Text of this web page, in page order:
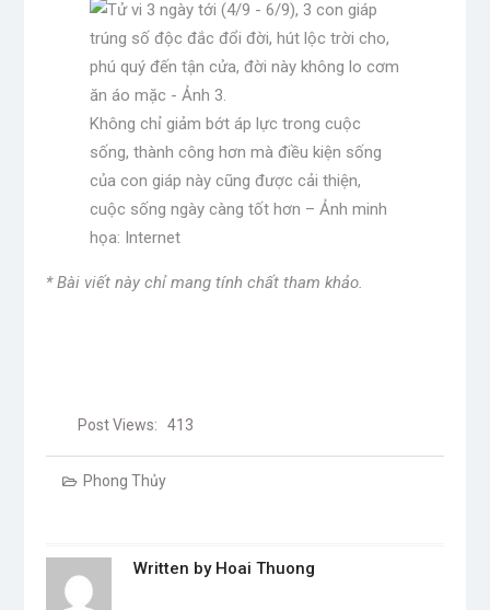
Không chỉ giảm bớt áp lực trong cuộc
sống, thành công hơn mà điều kiện sống
của con giáp này cũng được cải thiện,
cuộc sống ngày càng tốt hơn – Ảnh minh
họa: Internet
* Bài viết này chỉ mang tính chất tham khảo.
Post Views: 413
Phong Thủy
Written by Hoai Thuong